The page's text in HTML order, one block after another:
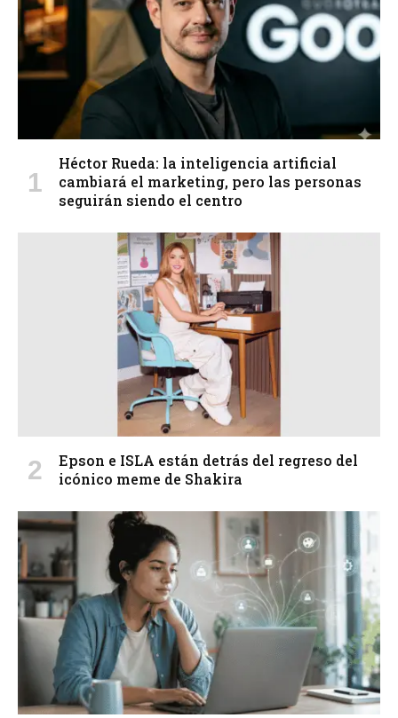
Héctor Rueda: la inteligencia artificial
cambiará el marketing, pero las personas
seguirán siendo el centro
Epson e ISLA están detrás del regreso del
icónico meme de Shakira